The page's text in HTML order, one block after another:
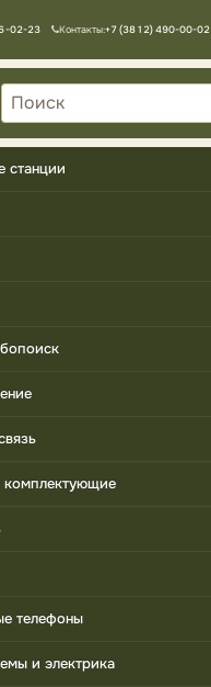
02-23 Контакты:+7 (3812) 490-00-02
станции
комплектующие
телефоны
и электрика